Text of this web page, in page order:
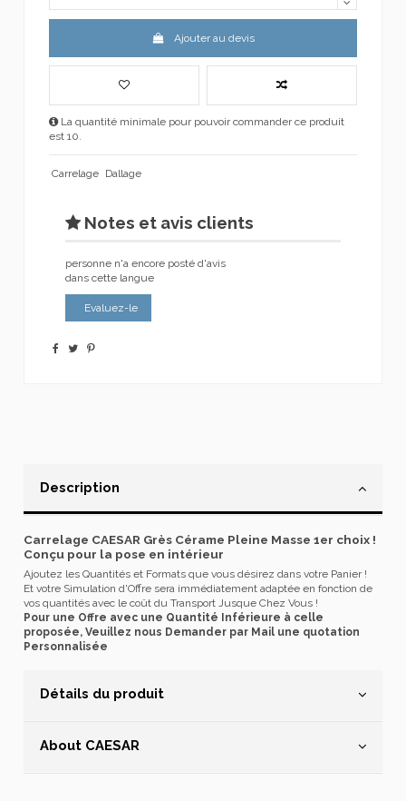
Ajouter au devis
La quantité minimale pour pouvoir commander ce produit
est 10.
Carrelage Dallage
Notes et avis clients
personne n'a encore posté d'avis
dans cette langue
Evaluez-le
Description
Carrelage CAESAR Grès Cérame Pleine Masse 1er choix !
Conçu pour la pose en intérieur
Ajoutez les Quantités et Formats que vous désirez dans votre Panier !
Et votre Simulation d'Offre sera immédiatement adaptée en fonction de
vos quantités avec le coût du Transport Jusque Chez Vous !
Pour une Offre avec une Quantité Inférieure à celle
proposée, Veuillez nous Demander par Mail une quotation
Personnalisée
Détails du produit
About CAESAR